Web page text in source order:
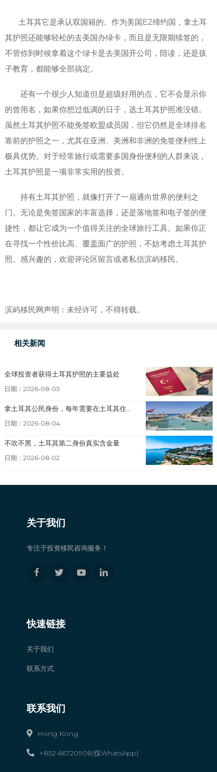
土耳其它是承认双国籍的。作为美国E2缔约国，拿土耳
其护照还能够轻松的去美国办绿卡，而且是无限期续签的，
不管你到时候拿着这个绿卡是去美国开公司，陪读，还是孩
子教育，都能够全部搞定。
还有一个很少人知道但是超级好用的点，它不会显示你
的曾用名，如果你想过低调的日子，选土耳其护照准没错。
虽然土耳其护照不能免签欧盟成员国，但它仍然是全球排名
靠前的护照之一，尤其在亚洲、美洲和非洲的免签便利性上
极具优势。对于经常旅行或需要多国身份便利的人群来说，
土耳其护照是一项非常实用的投资。
持有土耳其护照，就像打开了一扇通向世界的便利之
门。无论是免签国家的丰富选择，还是落地签和电子签的便
捷性，都让它成为一个值得关注的全球旅行工具。如果你正
在寻找一个性价比高、覆盖面广的护照，不妨考虑土耳其护
照。感兴趣的，欢迎评论区留言或者私信滨屿移民。
滨屿移民网声明：未经许可，不得转载。
相关新闻
全球投资者获得土耳其护照的主要益处
日期：2026-08-05
拿土耳其公民身份，每年需要在土耳其住...
日期：2026-08-04
不吹不黑，土耳其第二身份真实含金量
日期：2026-08-02
关于我们
专注于投资移民咨询服务！
快速链接
关于我们
联系方式
联系我们
Hong Kong
+852-66720908(仅WhatsApp)